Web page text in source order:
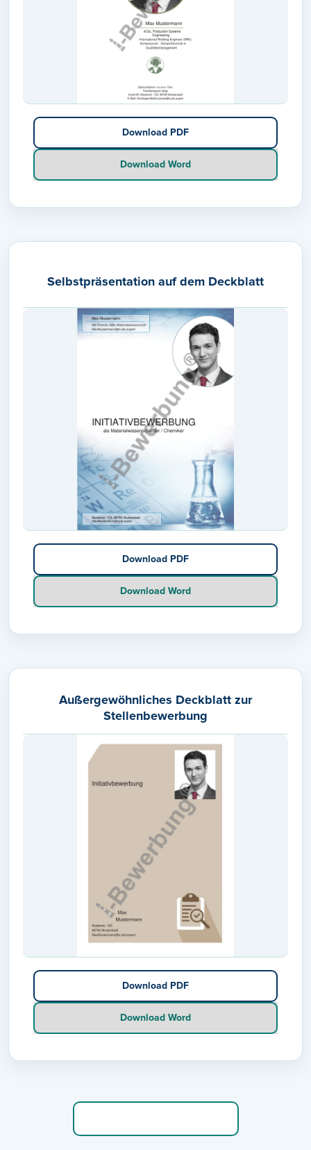
Download PDF
Download Word
Selbstpräsentation auf dem Deckblatt
Download PDF
Download Word
Außergewöhnliches Deckblatt zur
Stellenbewerbung
Download PDF
Download Word